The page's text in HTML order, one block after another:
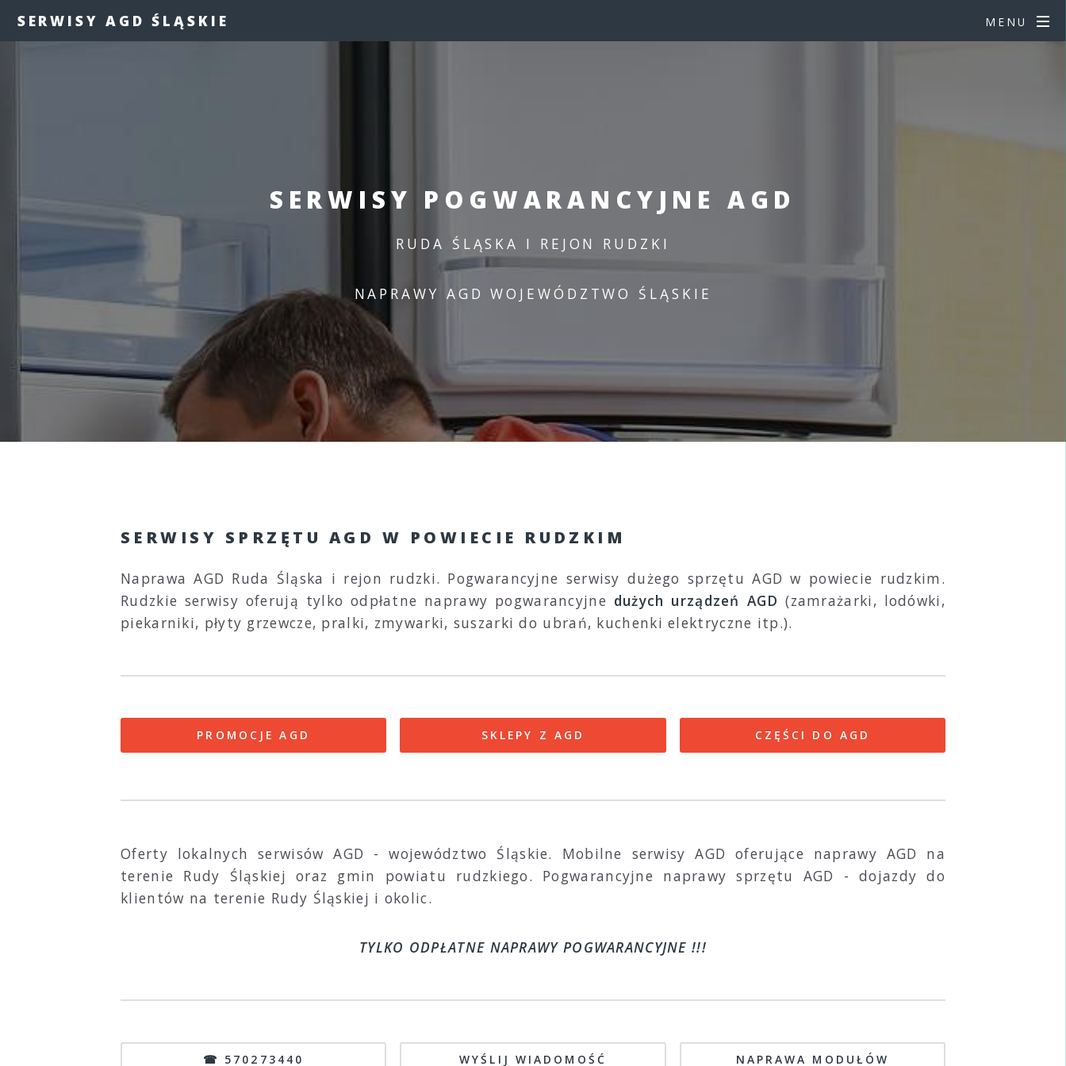
SERWISY AGD ŚLĄSKIE MENU
SERWISY POGWARANCYJNE AGD
RUDA ŚLĄSKA I REJON RUDZKI
NAPRAWY AGD WOJEWÓDZTWO ŚLĄSKIE
SERWISY SPRZĘTU AGD W POWIECIE RUDZKIM
Naprawa AGD Ruda Śląska i rejon rudzki. Pogwarancyjne serwisy dużego sprzętu AGD w powiecie rudzkim.
Rudzkie serwisy oferują tylko odpłatne naprawy pogwarancyjne dużych urządzeń AGD (zamrażarki, lodówki,
piekarniki, płyty grzewcze, pralki, zmywarki, suszarki do ubrań, kuchenki elektryczne itp.).
PROMOCJE AGD SKLEPY Z AGD CZĘŚCI DO AGD
Oferty lokalnych serwisów AGD - województwo Śląskie. Mobilne serwisy AGD oferujące naprawy AGD na
terenie Rudy Śląskiej oraz gmin powiatu rudzkiego. Pogwarancyjne naprawy sprzętu AGD - dojazdy do
klientów na terenie Rudy Śląskiej i okolic.
TYLKO ODPŁATNE NAPRAWY POGWARANCYJNE !!!
☎ 570273440 WYŚLIJ WIADOMOŚĆ NAPRAWA MODUŁÓW